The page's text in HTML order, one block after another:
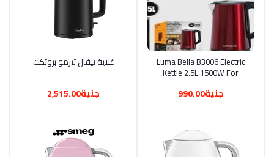
أضف إلى السلة
Luma Bella B3006 Electric
Kettle 2.5L 1500W For
Fastest Time With Very
جنية990.00
أضف إلى السلة
غلاية تيفال ثيرمو بروتكت
جنية2,515.00